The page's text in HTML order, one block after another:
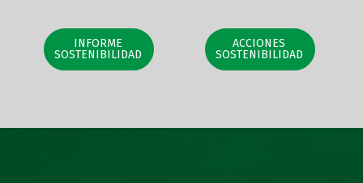
INFORME
SOSTENIBILIDAD
ACCIONES
SOSTENIBILIDAD